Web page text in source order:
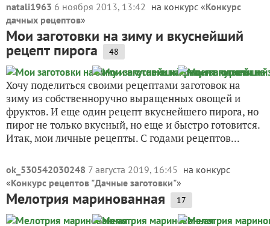
natali1963 6 ноября 2013, 13:42 на конкурс «Конкурс
дачных рецептов»
Мои заготовки на зиму и вкуснейший
рецепт пирога 48
Хочу поделиться своими рецептами заготовок на
зиму из собственноручно выращенных овощей и
фруктов. И еще один рецепт вкуснейшего пирога, но
пирог не только вкусный, но еще и быстро готовится.
Итак, мои личные рецепты. С годами рецептов...
ok_530542030248 7 августа 2019, 16:45 на конкурс
«Конкурс рецептов "Дачные заготовки"»
Мелотрия маринованная 17